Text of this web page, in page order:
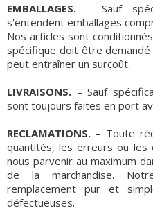
EMBALLAGES. – Sauf
s'entendent emballages
Nos articles sont
spécifique doit être
peut entraîner un surcoût.
LIVRAISONS. – Sauf
sont toujours faites en port
RECLAMATIONS. – Toute
quantités, les erreurs ou
nous parvenir au maximum
de la marchandise.
remplacement pur et
défectueuses.